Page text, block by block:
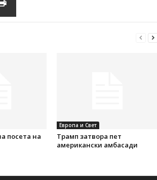
посета на
Европа и Свет
Трамп затвора пет
американски амбасади